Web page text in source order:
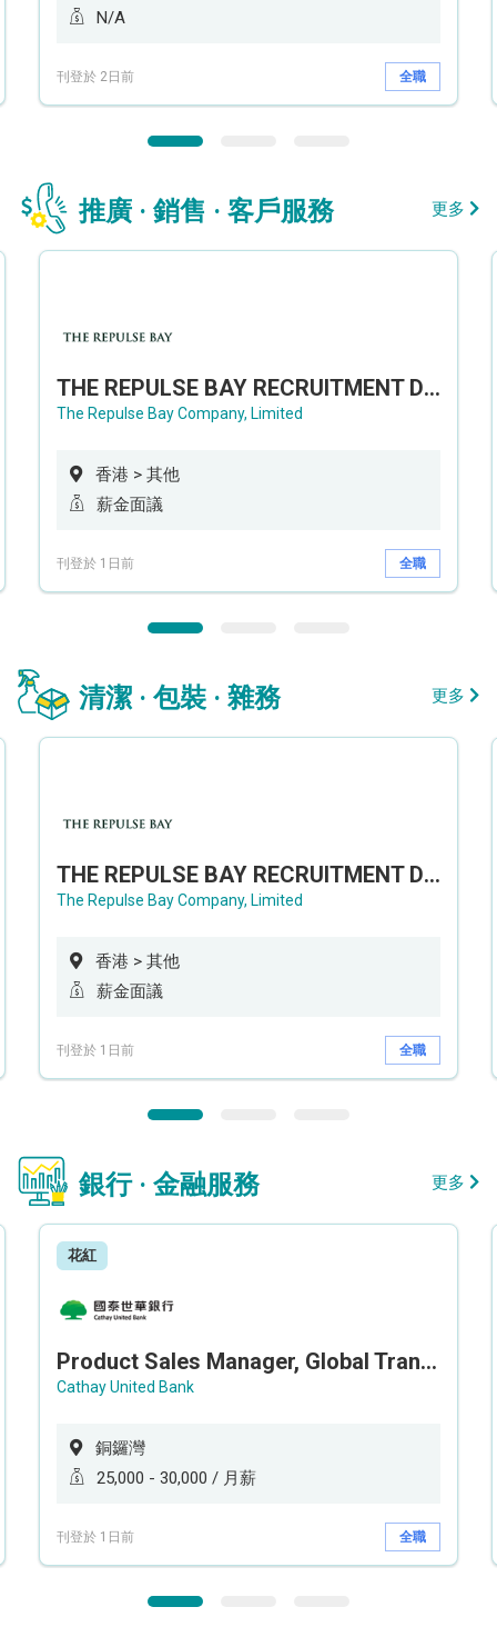
N/A
刊登於 2日前 全職
推廣 · 銷售 · 客戶服務 更多
THE REPULSE BAY RECRUITMENT DAY 淺水灣影灣園人才招聘會
The Repulse Bay Company, Limited
香港 > 其他
薪金面議
刊登於 1日前 全職
清潔 · 包裝 · 雜務 更多
THE REPULSE BAY RECRUITMENT DAY 淺水灣影灣園人才招聘會
The Repulse Bay Company, Limited
香港 > 其他
薪金面議
刊登於 1日前 全職
銀行 · 金融服務 更多
花紅
Product Sales Manager, Global Transaction Service (GTS)
Cathay United Bank
銅鑼灣
25,000 - 30,000 / 月薪
刊登於 1日前 全職